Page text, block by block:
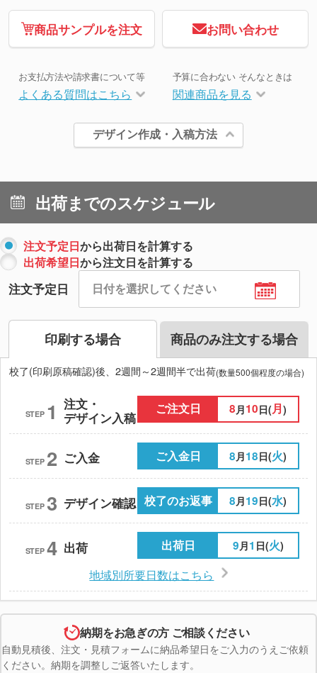
商品サンプルを注文 お問い合わせ
お支払方法や請求書について等
よくある質問はこちら
予算に合わない そんなときは
関連商品を見る
デザイン作成・入稿方法
出荷までのスケジュール
注文予定日から出荷日を計算する
出荷希望日から注文日を計算する
注文予定日
印刷する場合 商品のみ注文する場合
校了(印刷原稿確認)後、2週間～2週間半で出荷(数量500個程度の場合)
STEP 1 注文・
デザイン入稿
ご注文日 8 月10日(月)
STEP 2 ご入金 ご入金日 8月18日(火)
STEP 3 デザイン確認 校了のお返事 8月19日(水)
STEP 4 出荷 出荷日 9月1 日(火)
地域別所要日数はこちら
納期をお急ぎの方 ご相談ください
自動見積後、注文・見積フォームに納品希望日をご入力のうえご依頼
ください。納期を調整しご返答いたします。